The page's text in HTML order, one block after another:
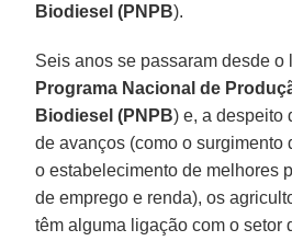
Biodiesel (PNPB).
Seis anos se passaram desde o
Programa Nacional de
Biodiesel (PNPB) e, a despeito
de avanços (como o surgimento
o estabelecimento de melhores
de emprego e renda), os
têm alguma ligação com o setor